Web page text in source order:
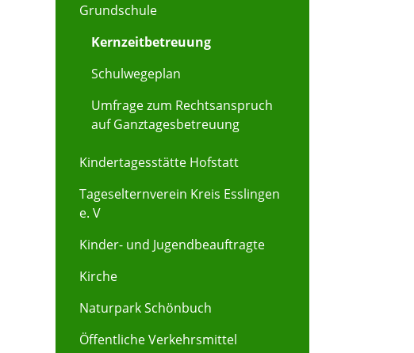
Grundschule
Kernzeitbetreuung
Schulwegeplan
Umfrage zum Rechtsanspruch
auf Ganztagesbetreuung
Kindertagesstätte Hofstatt
Tageselternverein Kreis Esslingen
e. V
Kinder- und Jugendbeauftragte
Kirche
Naturpark Schönbuch
Öffentliche Verkehrsmittel